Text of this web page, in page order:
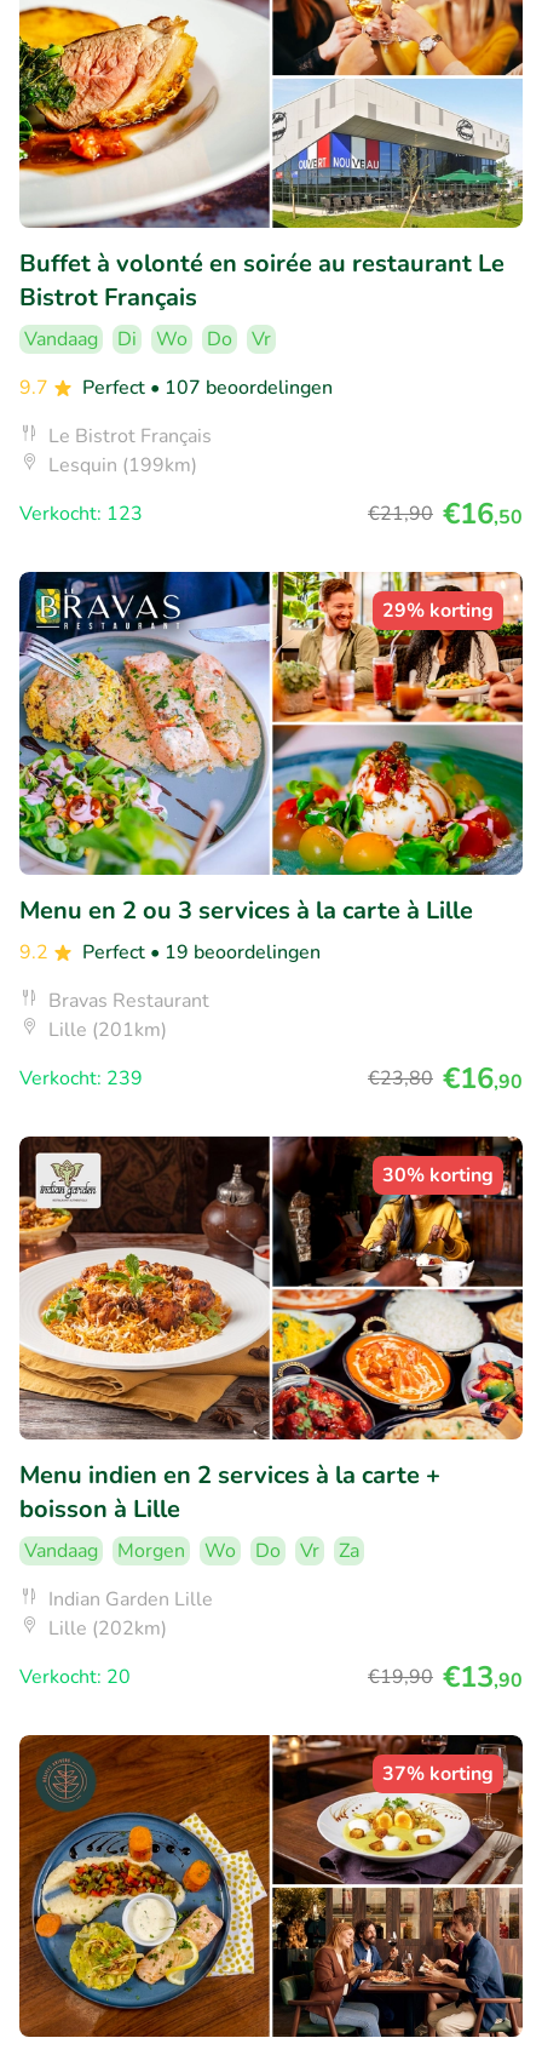
Buffet à volonté en soirée au restaurant Le
Bistrot Français
Vandaag Di Wo Do
Vr
9.7
Perfect • 107 beoordelingen
Le Bistrot Français
Lesquin (199km)
Verkocht: 123
€21,90 €16,50
29% korting
Menu en 2 ou 3 services à la carte à Lille
9.2 Perfect • 19 beoordelingen
Bravas Restaurant
Lille (201km)
Verkocht: 239
€23,80 €16,90
30% korting
Menu indien en 2 services à la carte +
boisson à Lille
Vandaag Morgen Wo Do Vr
Za
Indian Garden Lille
Lille (202km)
Verkocht: 20
€19,90 €13,90
37% korting